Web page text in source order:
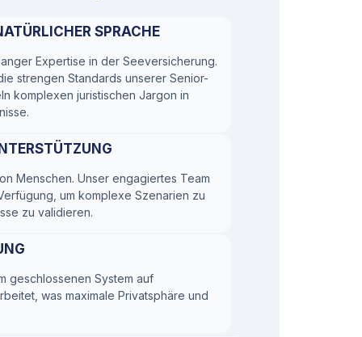
SPRACHE
Expertise in der Seeversicherung.
strengen Standards unserer Senior-
komplexen juristischen Jargon in
Menschen. Unser engagiertes Team
um komplexe Szenarien zu
zu validieren.
geschlossenen System auf
was maximale Privatsphäre und